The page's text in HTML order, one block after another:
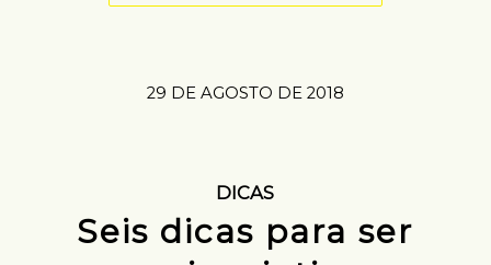
29 DE AGOSTO DE 2018
DICAS
Seis dicas para ser